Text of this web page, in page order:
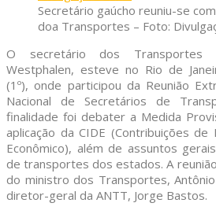
Secretário gaúcho reuniu-se
doa Transportes – Foto:
O secretário dos Transportes
Westphalen, esteve no Rio de
(1º), onde participou da Reunião
Nacional de Secretários de
finalidade foi debater a Medida
aplicação da CIDE (Contribuições
Econômico), além de assuntos
de transportes dos estados. A
do ministro dos Transportes,
diretor-geral da ANTT, Jorge Bastos.